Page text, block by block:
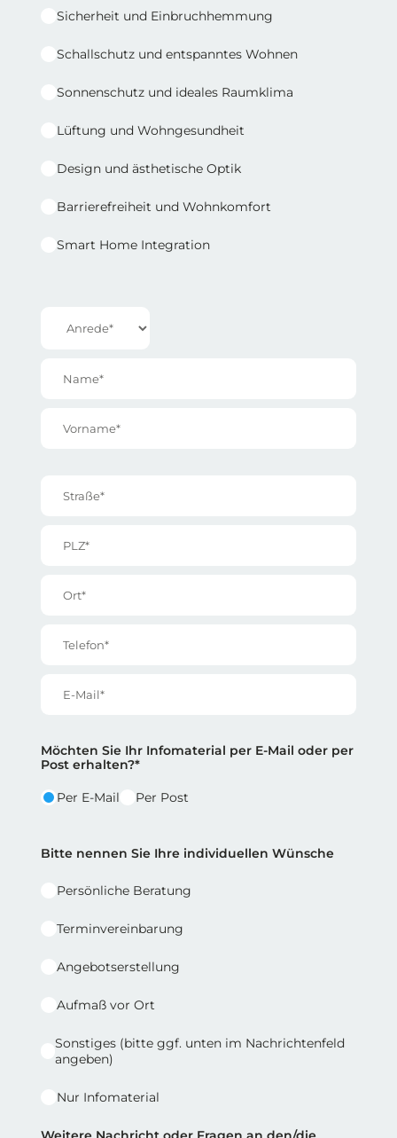
Sicherheit und Einbruchhemmung
Schallschutz und entspanntes Wohnen
Sonnenschutz und ideales Raumklima
Lüftung und Wohngesundheit
Design und ästhetische Optik
Barrierefreiheit und Wohnkomfort
Smart Home Integration
Reihe 2
Reihe 2 | Spalte 1
Möchten Sie Ihr Infomaterial per E-Mail oder per
Post erhalten?*
Per E-Mail Per Post
Reihe 2 | Spalte 2
Bitte nennen Sie Ihre individuellen Wünsche
Persönliche Beratung
Terminvereinbarung
Angebotserstellung
Aufmaß vor Ort
Sonstiges (bitte ggf. unten im Nachrichtenfeld
angeben)
Nur Infomaterial